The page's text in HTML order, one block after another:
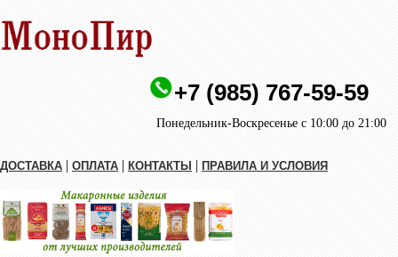
+7 (985) 767-59-59
Понедельник-Воскресенье с 10:00 до 21:00
ДОСТАВКА | ОПЛАТА | КОНТАКТЫ | ПРАВИЛА И УСЛОВИЯ